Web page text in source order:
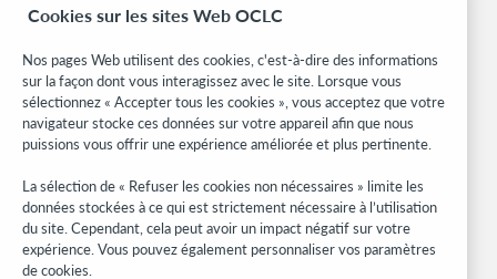
Formats bibliographiques
Research
WebJunction
Réseau des développeurs
Soyez informé
Recevez les dernières nouvelles sur les produits et services, des
études, des événements, et plus.
Cookies sur les sites Web OCLC
Nos pages Web utilisent des cookies, c'est-à-dire des informations
sur la façon dont vous interagissez avec le site. Lorsque vous
sélectionnez « Accepter tous les cookies », vous acceptez que votre
navigateur stocke ces données sur votre appareil afin que nous
puissions vous offrir une expérience améliorée et plus pertinente.
La sélection de « Refuser les cookies non nécessaires » limite les
données stockées à ce qui est strictement nécessaire à l’utilisation
du site. Cependant, cela peut avoir un impact négatif sur votre
expérience. Vous pouvez également personnaliser vos paramètres
de cookies.